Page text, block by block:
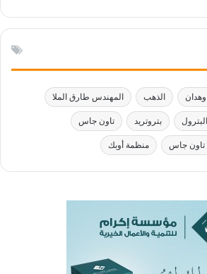
وهدان الذهب المهندس طارق الملا
بتروتريد تاون جاس
تاون جاس منظمة أوبك